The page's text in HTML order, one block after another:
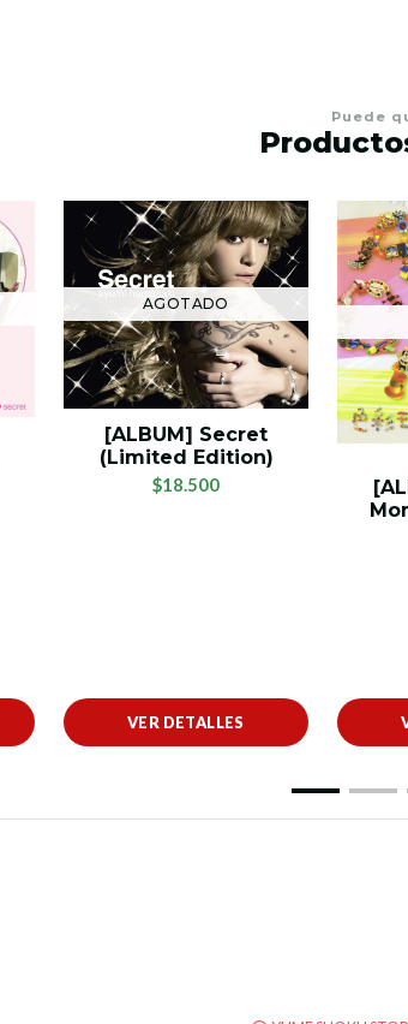
Puede
AGOTADO
[ALBUM] Secret
(Limited Edition)
$18.500
VER DETALLES